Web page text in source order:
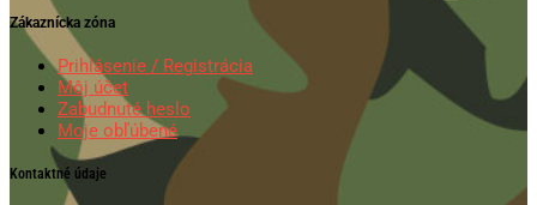
Zákaznícka zóna
Prihlásenie / Registrácia
Môj účet
Zabudnuté heslo
Moje obľúbené
Kontaktné údaje